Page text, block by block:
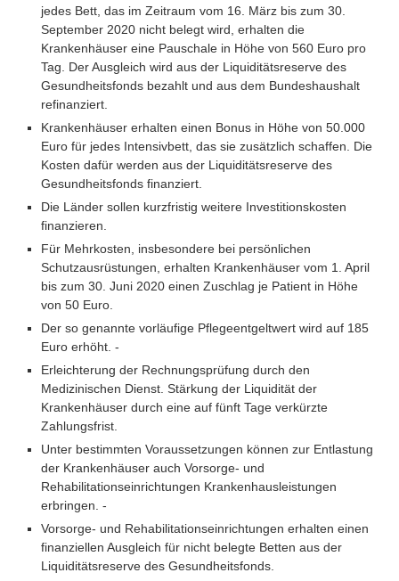
jedes Bett, das im Zeitraum vom 16. März bis zum 30.
September 2020 nicht belegt wird, erhalten die
Krankenhäuser eine Pauschale in Höhe von 560 Euro pro
Tag. Der Ausgleich wird aus der Liquiditätsreserve des
Gesundheitsfonds bezahlt und aus dem Bundeshaushalt
refinanziert.
Krankenhäuser erhalten einen Bonus in Höhe von 50.000
Euro für jedes Intensivbett, das sie zusätzlich schaffen. Die
Kosten dafür werden aus der Liquiditätsreserve des
Gesundheitsfonds finanziert.
Die Länder sollen kurzfristig weitere Investitionskosten
finanzieren.
Für Mehrkosten, insbesondere bei persönlichen
Schutzausrüstungen, erhalten Krankenhäuser vom 1. April
bis zum 30. Juni 2020 einen Zuschlag je Patient in Höhe
von 50 Euro.
Der so genannte vorläufige Pflegeentgeltwert wird auf 185
Euro erhöht. -
Erleichterung der Rechnungsprüfung durch den
Medizinischen Dienst. Stärkung der Liquidität der
Krankenhäuser durch eine auf fünft Tage verkürzte
Zahlungsfrist.
Unter bestimmten Voraussetzungen können zur Entlastung
der Krankenhäuser auch Vorsorge- und
Rehabilitationseinrichtungen Krankenhausleistungen
erbringen. -
Vorsorge- und Rehabilitationseinrichtungen erhalten einen
finanziellen Ausgleich für nicht belegte Betten aus der
Liquiditätsreserve des Gesundheitsfonds.